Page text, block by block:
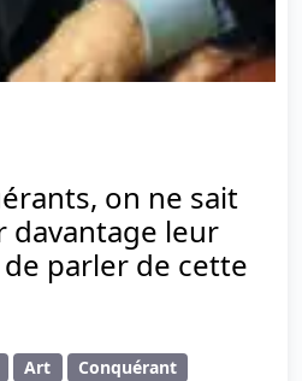
on ne sait
davantage leur
parler de cette
Art
Conquérant